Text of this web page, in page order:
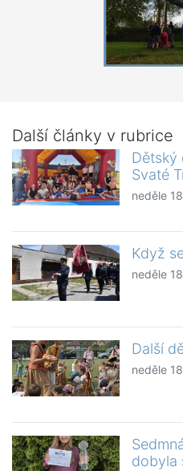
Další články v rubrice
Dětský
Svaté
neděle
Když
neděle
Další
neděle
dobyla